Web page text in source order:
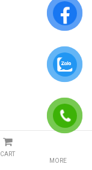
CART
MORE